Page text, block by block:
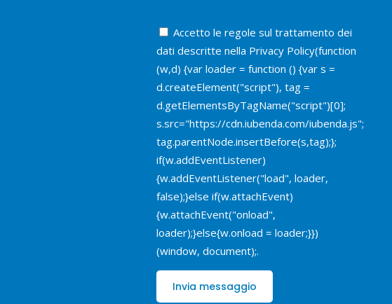
Accetto le regole sul trattamento dei
dati descritte nella Privacy Policy(function
(w,d) {var loader = function () {var s =
d.createElement("script"), tag =
d.getElementsByTagName("script")[0];
s.src="https://cdn.iubenda.com/iubenda.js";
tag.parentNode.insertBefore(s,tag);};
if(w.addEventListener)
{w.addEventListener("load", loader,
false);}else if(w.attachEvent)
{w.attachEvent("onload",
loader);}else{w.onload = loader;}})
(window, document);.